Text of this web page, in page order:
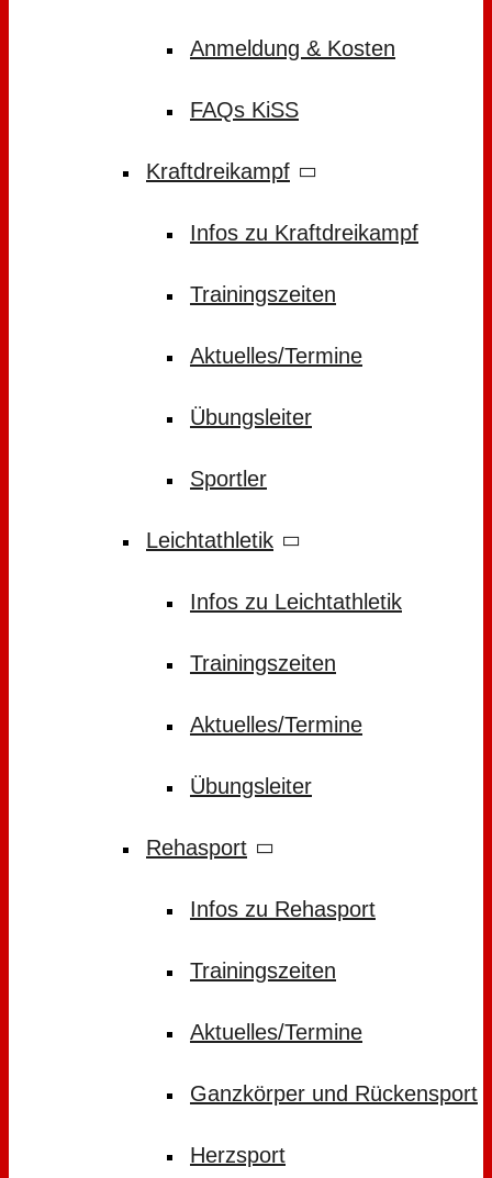
Anmeldung & Kosten
FAQs KiSS
Kraftdreikampf
Infos zu Kraftdreikampf
Trainingszeiten
Aktuelles/Termine
Übungsleiter
Sportler
Leichtathletik
Infos zu Leichtathletik
Trainingszeiten
Aktuelles/Termine
Übungsleiter
Rehasport
Infos zu Rehasport
Trainingszeiten
Aktuelles/Termine
Ganzkörper und Rückensport
Herzsport